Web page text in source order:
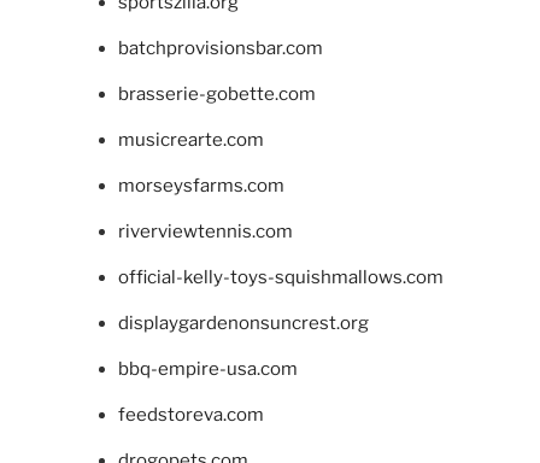
batchprovisionsbar.com
brasserie-gobette.com
musicrearte.com
morseysfarms.com
riverviewtennis.com
official-kelly-toys-squishmallows.com
displaygardenonsuncrest.org
bbq-empire-usa.com
feedstoreva.com